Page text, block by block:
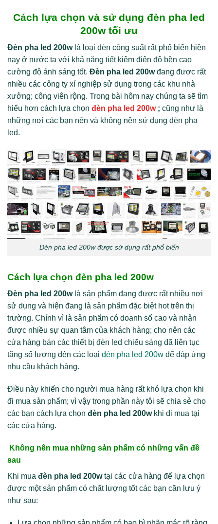
Cách lựa chọn và sử dụng đèn pha led
200w tối ưu
Đèn pha led 200wlà loại đèn công suất rất phổ biến hiện
nay ở nước ta với khả năng tiết kiệm điện độ bền cao
cường độ ánh sáng tốt. Đèn pha led 200wđang được rất
nhiều các công ty xí nghiệp sử dụng trong các khu nhà
xưởng; công viên rộng. Trong bài hôm nay chúng ta sẽ tìm
hiểu hơn cách lựa chọn đèn pha led 200w; cũng như là
những nơi các bạn nên và không nên sử dụng đèn pha
led.
Đèn pha led 200w được sử dụng rất phổ biến
Cách lựa chọn đèn pha led 200w
Đèn pha led 200wlà sản phẩm đang được rất nhiều nơi
sử dụng và hiện đang là sản phẩm đặc biệt hot trên thị
trường. Chính vì là sản phẩm có doanh số cao và nhận
được nhiều sự quan tâm của khách hàng; cho nên các
cửa hàng bán các thiết bị đèn led chiếu sáng đã liên tục
tăng số lượng đèn các loại đèn pha led 200w để đáp ứng
nhu cầu khách hàng.
Điều này khiến cho người mua hàng rất khó lựa chọn khi
đi mua sản phẩm; vì vậy trong phần này tôi sẽ chia sẻ cho
các bạn cách lựa chọn đèn pha led 200wkhi đi mua tại
các cửa hàng.
Không nên mua những sản phẩm có những vấn đề
sau
Khi mua đèn pha led 200wtại các cửa hàng để lựa chọn
được một sản phẩm có chất lượng tốt các bạn cần lưu ý
như sau: